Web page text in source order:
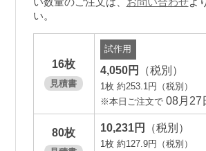
Guide
list_alt imagesmode
データ作成について
い数量のご注文は、 お問い合わせよ
い。
16枚
見積書
4,050円 （税別）
1枚 約253.1円（税別）
※本日ご注文で 08月27
80枚 10,231円 （税別）
1枚 約127.9円（税別）